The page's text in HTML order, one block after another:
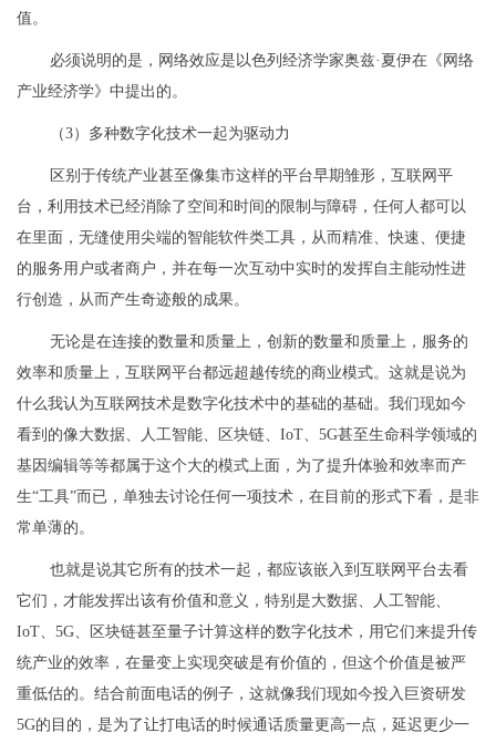
值。
必须说明的是，网络效应是以色列经济学家奥兹·夏伊在《网络
产业经济学》中提出的。
（3）多种数字化技术一起为驱动力
区别于传统产业甚至像集市这样的平台早期雏形，互联网平
台，利用技术已经消除了空间和时间的限制与障碍，任何人都可以
在里面，无缝使用尖端的智能软件类工具，从而精准、快速、便捷
的服务用户或者商户，并在每一次互动中实时的发挥自主能动性进
行创造，从而产生奇迹般的成果。
无论是在连接的数量和质量上，创新的数量和质量上，服务的
效率和质量上，互联网平台都远超越传统的商业模式。这就是说为
什么我认为互联网技术是数字化技术中的基础的基础。我们现如今
看到的像大数据、人工智能、区块链、IoT、5G甚至生命科学领域的
基因编辑等等都属于这个大的模式上面，为了提升体验和效率而产
生“工具”而已，单独去讨论任何一项技术，在目前的形式下看，是非
常单薄的。
也就是说其它所有的技术一起，都应该嵌入到互联网平台去看
它们，才能发挥出该有价值和意义，特别是大数据、人工智能、
IoT、5G、区块链甚至量子计算这样的数字化技术，用它们来提升传
统产业的效率，在量变上实现突破是有价值的，但这个价值是被严
重低估的。结合前面电话的例子，这就像我们现如今投入巨资研发
5G的目的，是为了让打电话的时候通话质量更高一点，延迟更少一